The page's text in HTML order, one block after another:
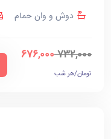
دوش و وان حمام
732,000
676,000
تومان/هر شب